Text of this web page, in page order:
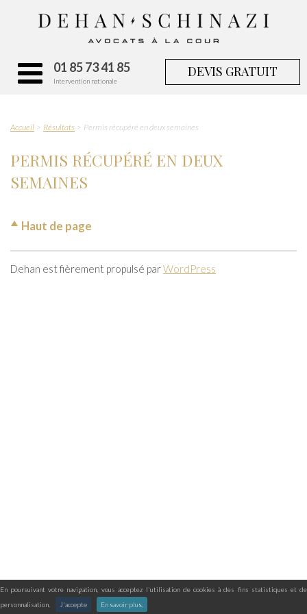
En poursuivant votre navigation, vous acceptez l'utilisation de cookies à des fins statistiques et de
personnalisation.
J'accepte En savoir plus.
01 85 73 41 85
Intervention nationale
DEVIS GRATUIT
Accueil Résultats Permis récupéré en deux semaines
PERMIS RÉCUPÉRÉ EN DEUX
SEMAINES
Haut de page
Dehan est fièrement propulsé parWordPress